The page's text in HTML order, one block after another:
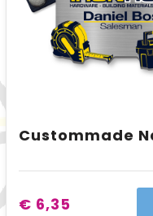
€ 6,35